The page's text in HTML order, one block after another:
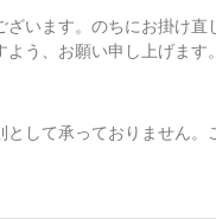
います。のちにお掛け直
う、お願い申し上げます。
して承っておりません。